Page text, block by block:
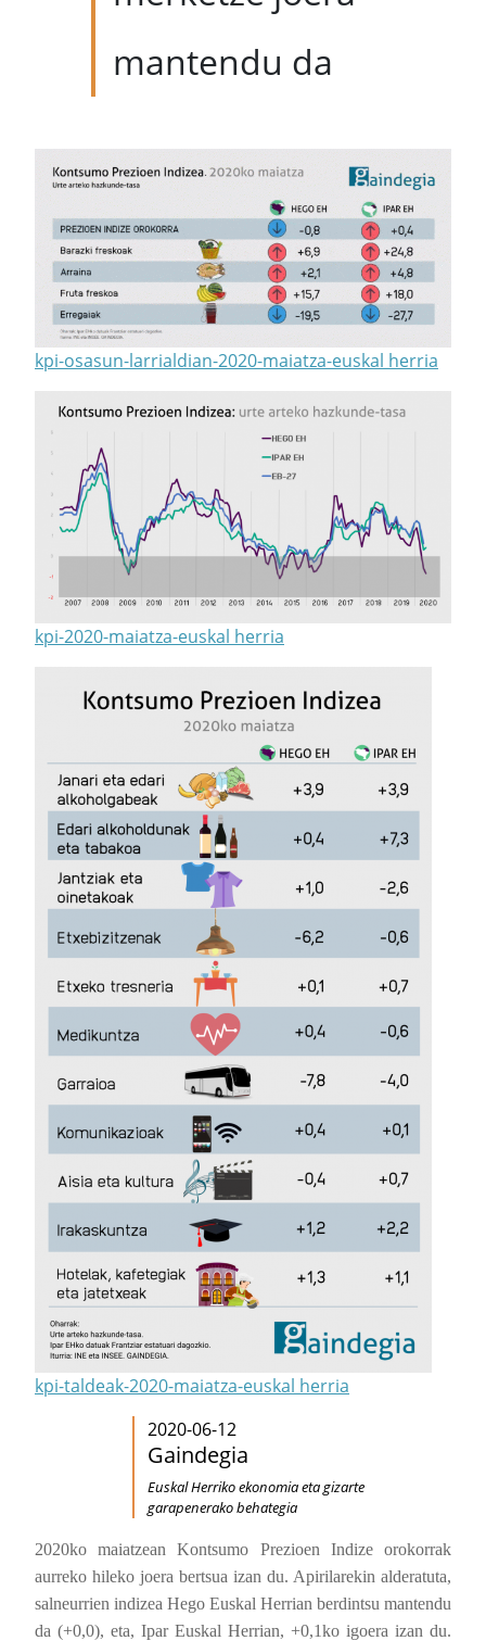
mantendu da
kpi-osasun-larrialdian-2020-maiatza-euskal herria
kpi-2020-maiatza-euskal herria
kpi-taldeak-2020-maiatza-euskal herria
2020-06-12
Gaindegia
Euskal Herriko ekonomia eta gizarte
garapenerako behategia
2020ko maiatzean Kontsumo Prezioen Indize orokorrak
aurreko hileko joera bertsua izan du. Apirilarekin alderatuta,
salneurrien indizea Hego Euskal Herrian berdintsu mantendu
da (+0,0), eta, Ipar Euskal Herrian, +0,1ko igoera izan du.